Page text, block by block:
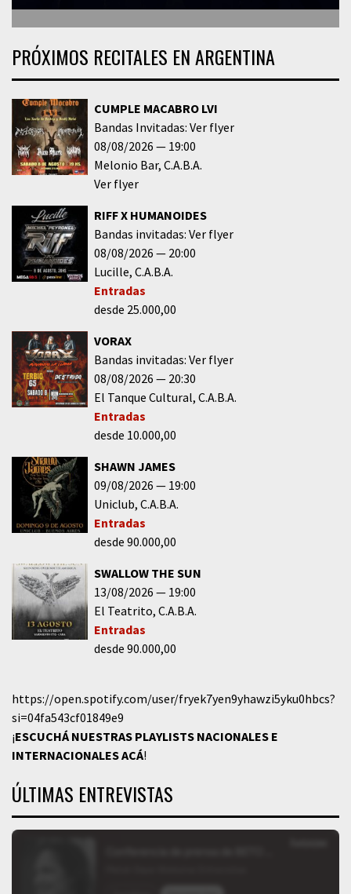
PRÓXIMOS RECITALES EN ARGENTINA
CUMPLE MACABRO LVI
Bandas Invitadas: Ver flyer
08/08/2026
19:00
Melonio Bar C.A.B.A.
Ver flyer
RIFF X HUMANOIDES
Bandas invitadas: Ver flyer
08/08/2026
20:00
Lucille C.A.B.A.
Entradas
desde 25.000,00
VORAX
Bandas invitadas: Ver flyer
08/08/2026
20:30
El Tanque Cultural C.A.B.A.
Entradas
desde 10.000,00
SHAWN JAMES
09/08/2026
19:00
Uniclub C.A.B.A.
Entradas
desde 90.000,00
SWALLOW THE SUN
13/08/2026
19:00
El Teatrito C.A.B.A.
Entradas
desde 90.000,00
https://open.spotify.com/user/fryek7yen9yhawzi5yku0hbcs?
si=04fa543cf01849e9
¡ESCUCHÁ NUESTRAS PLAYLISTS NACIONALES E
INTERNACIONALESACÁ!
ÚLTIMAS ENTREVISTAS